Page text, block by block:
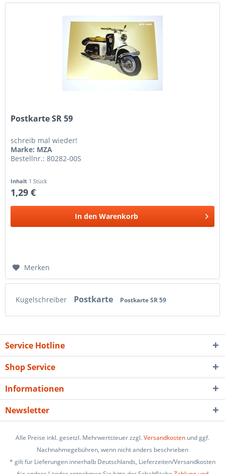
Postkarte SR 59
schreib mal wieder!
Marke: MZA
Bestellnr.: 80282-00S
Inhalt 1 Stück
1,29 €
In den Warenkorb
Merken
Kugelschreiber Postkarte Postkarte SR 59
Service Hotline
Shop Service
Informationen
Newsletter
Alle Preise inkl. gesetzl. Mehrwertsteuer zzgl.Versandkosten und ggf.
Nachnahmegebühren, wenn nicht anders beschrieben
* gilt für Lieferungen innerhalb Deutschlands, Lieferzeiten/Versandkosten